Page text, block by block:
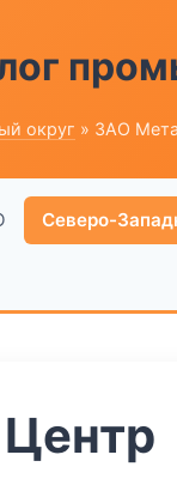
округ » ЗАО
Северо-